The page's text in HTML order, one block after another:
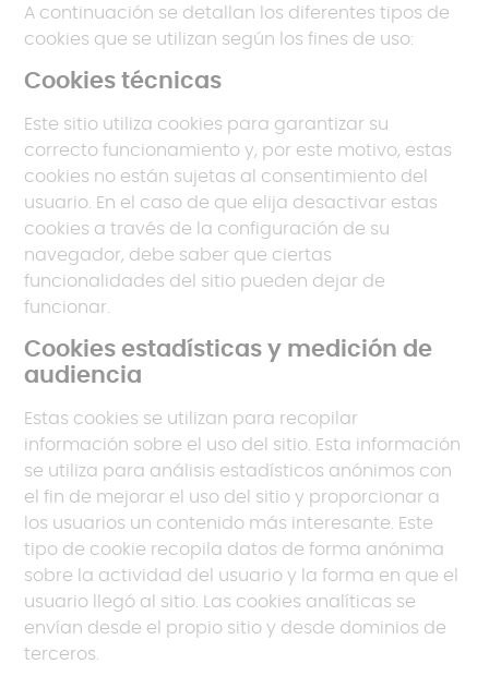
A continuación se detallan los diferentes tipos de
cookies que se utilizan según los fines de uso:
Cookies técnicas
Este sitio utiliza cookies para garantizar su
correcto funcionamiento y, por este motivo, estas
cookies no están sujetas al consentimiento del
usuario. En el caso de que elija desactivar estas
cookies a través de la configuración de su
navegador, debe saber que ciertas
funcionalidades del sitio pueden dejar de
funcionar.
Cookies estadísticas y medición de
audiencia
Estas cookies se utilizan para recopilar
información sobre el uso del sitio. Esta información
se utiliza para análisis estadísticos anónimos con
el fin de mejorar el uso del sitio y proporcionar a
los usuarios un contenido más interesante. Este
tipo de cookie recopila datos de forma anónima
sobre la actividad del usuario y la forma en que el
usuario llegó al sitio. Las cookies analíticas se
envían desde el propio sitio y desde dominios de
terceros.